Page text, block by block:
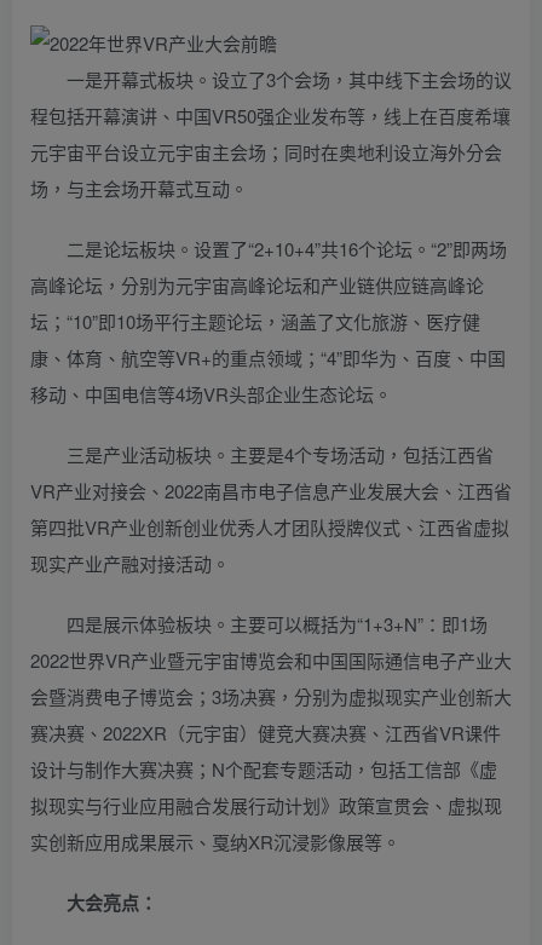
一是开幕式板块。设立了3个会场，其中线下主会场的议
程包括开幕演讲、中国VR50强企业发布等，线上在百度希壤
元宇宙平台设立元宇宙主会场；同时在奥地利设立海外分会
场，与主会场开幕式互动。
二是论坛板块。设置了“2+10+4”共16个论坛。“2”即两场
高峰论坛，分别为元宇宙高峰论坛和产业链供应链高峰论
坛；“10”即10场平行主题论坛，涵盖了文化旅游、医疗健
康、体育、航空等VR+的重点领域；“4”即华为、百度、中国
移动、中国电信等4场VR头部企业生态论坛。
三是产业活动板块。主要是4个专场活动，包括江西省
VR产业对接会、2022南昌市电子信息产业发展大会、江西省
第四批VR产业创新创业优秀人才团队授牌仪式、江西省虚拟
现实产业产融对接活动。
四是展示体验板块。主要可以概括为“1+3+N”：即1场
2022世界VR产业暨元宇宙博览会和中国国际通信电子产业大
会暨消费电子博览会；3场决赛，分别为虚拟现实产业创新大
赛决赛、2022XR（元宇宙）健竞大赛决赛、江西省VR课件
设计与制作大赛决赛；N个配套专题活动，包括工信部《虚
拟现实与行业应用融合发展行动计划》政策宣贯会、虚拟现
实创新应用成果展示、戛纳XR沉浸影像展等。
大会亮点：